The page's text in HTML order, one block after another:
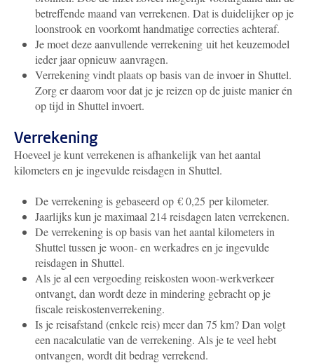
betreffende maand van verrekenen. Dat is duidelijker op je
loonstrook en voorkomt handmatige correcties achteraf.
Je moet deze aanvullende verrekening uit het keuzemodel
ieder jaar opnieuw aanvragen.
Verrekening vindt plaats op basis van de invoer in Shuttel.
Zorg er daarom voor dat je je reizen op de juiste manier én
op tijd in Shuttel invoert.
Verrekening
Hoeveel je kunt verrekenen is afhankelijk van het aantal
kilometers en je ingevulde reisdagen in Shuttel.
De verrekening is gebaseerd op € 0,25 per kilometer.
Jaarlijks kun je maximaal 214 reisdagen laten verrekenen.
De verrekening is op basis van het aantal kilometers in
Shuttel tussen je woon- en werkadres en je ingevulde
reisdagen in Shuttel.
Als je al een vergoeding reiskosten woon-werkverkeer
ontvangt, dan wordt deze in mindering gebracht op je
fiscale reiskostenverrekening.
Is je reisafstand (enkele reis) meer dan 75 km? Dan volgt
een nacalculatie van de verrekening. Als je te veel hebt
ontvangen, wordt dit bedrag verrekend.